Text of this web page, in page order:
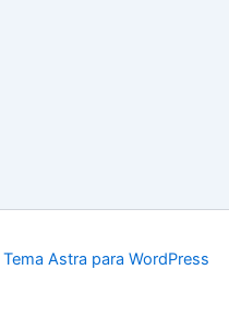
Tema Astra para WordPress